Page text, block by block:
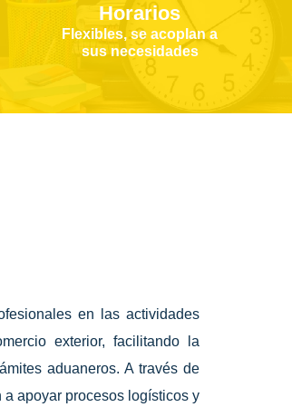
Horarios
Flexibles, se acoplan a
sus necesidades
en las actividades
exterior, facilitando la
aduaneros. A través de
apoyar procesos logísticos y